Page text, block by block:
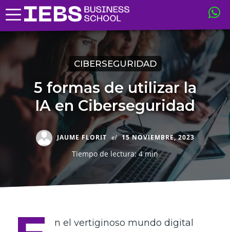
CIBERSEGURIDAD
5 formas de utilizar la
IA en Ciberseguridad
JAUME FLORIT el 15 NOVIEMBRE, 2023
Tiempo de lectura: 4 min
n el vertiginoso mundo digital